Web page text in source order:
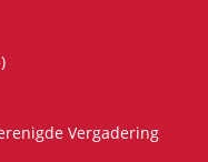
Vergadering